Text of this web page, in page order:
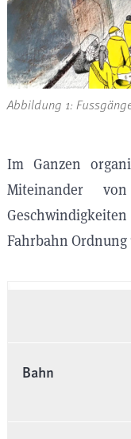
Abbildung 1:
Im Ganzen
Miteinander
Fahrbahn Ordnung
Bahn